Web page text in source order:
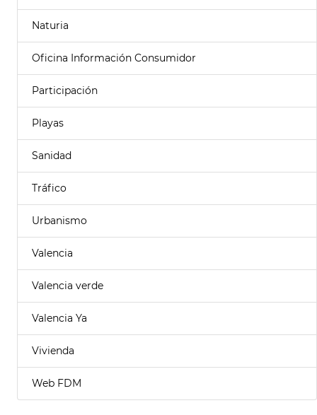
Naturia
Oficina Información Consumidor
Participación
Playas
Sanidad
Tráfico
Urbanismo
Valencia
Valencia verde
Valencia Ya
Vivienda
Web FDM